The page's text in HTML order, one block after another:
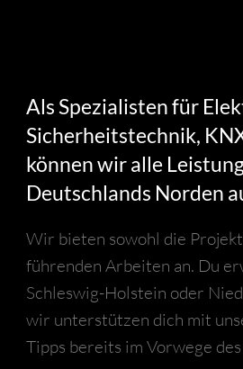
Als Spezialisten für
Sicherheits­technik,
können wir alle
Deutschlands Norden
Wir bieten sowohl die
führenden Arbeiten an. Du
Schleswig-Holstein oder
wir unterstützen dich mit
Tipps bereits im Vorwege